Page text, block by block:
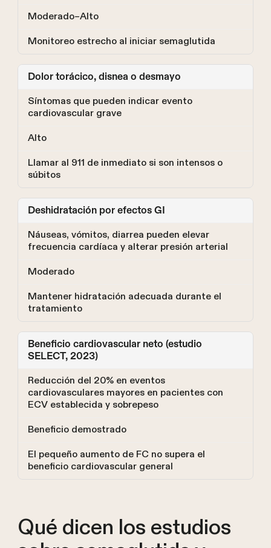
Moderado–Alto
Monitoreo estrecho al iniciar semaglutida
Dolor torácico, disnea o desmayo
Síntomas que pueden indicar evento
cardiovascular grave
Alto
Llamar al 911 de inmediato si son intensos o
súbitos
Deshidratación por efectos GI
Náuseas, vómitos, diarrea pueden elevar
frecuencia cardíaca y alterar presión arterial
Moderado
Mantener hidratación adecuada durante el
tratamiento
Beneficio cardiovascular neto (estudio
SELECT, 2023)
Reducción del 20% en eventos
cardiovasculares mayores en pacientes con
ECV establecida y sobrepeso
Beneficio demostrado
El pequeño aumento de FC no supera el
beneficio cardiovascular general
Qué dicen los estudios